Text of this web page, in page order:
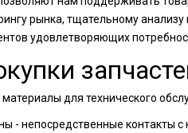
рынка, тщательному
удовлетворяющих
для технического
- непосредственные